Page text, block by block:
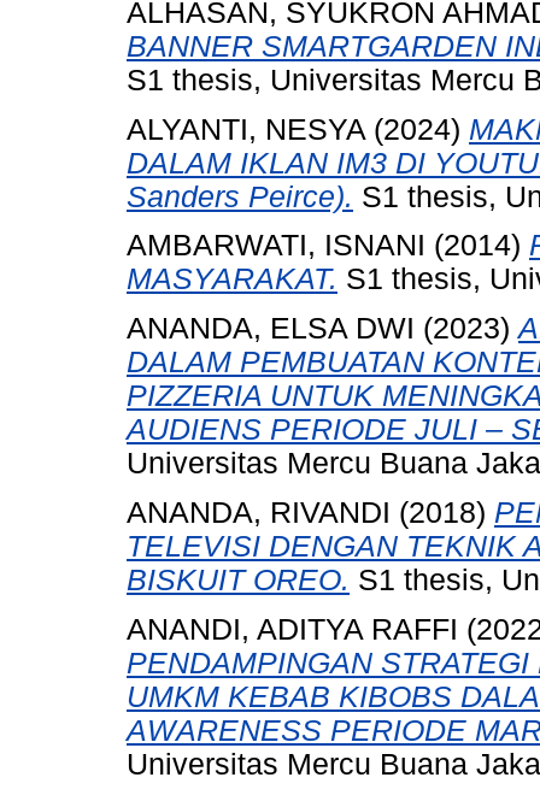
ALHASAN, SYUKRON
BANNER SMARTGARDEN
S1 thesis, Universitas Mercu
ALYANTI, NESYA (2024)
DALAM IKLAN IM3 DI
Sanders Peirce). S1 thesis,
AMBARWATI, ISNANI (2014)
MASYARAKAT. S1 thesis,
ANANDA, ELSA DWI (2023)
DALAM PEMBUATAN
PIZZERIA UNTUK
AUDIENS PERIODE JULI –
Universitas Mercu Buana
ANANDA, RIVANDI (2018)
TELEVISI DENGAN TEKNIK
BISKUIT OREO. S1 thesis,
ANANDI, ADITYA RAFFI
PENDAMPINGAN
UMKM KEBAB KIBOBS
AWARENESS PERIODE
Universitas Mercu Buana